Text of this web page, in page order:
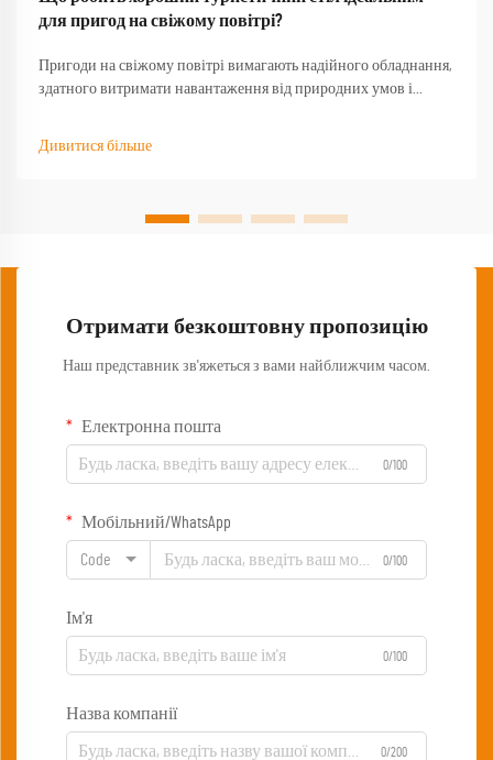
для пригод на свіжому повітрі?
Пригоди на свіжому повітрі вимагають надійного обладнання,
здатного витримати навантаження від природних умов і
успішного досвіду на природі, перетворюючи базовий
Дивитися більше
Отримати безкоштовну пропозицію
Наш представник зв'яжеться з вами найближчим часом.
Електронна пошта
0/100
Мобільний/WhatsApp
Code 0/100
Ім'я
0/100
Назва компанії
0/200